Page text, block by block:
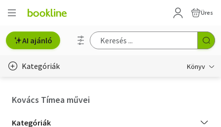
Üres
AI ajánló
Kategóriák Könyv
Kovács Tímea művei
Kategória
Kategóriák